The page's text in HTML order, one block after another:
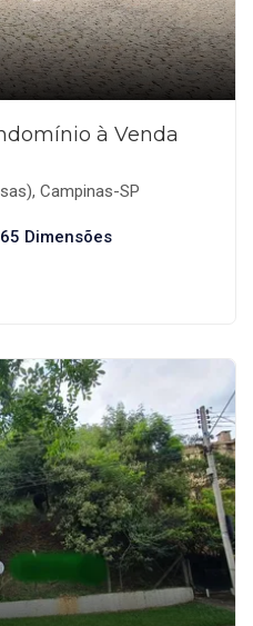
à Venda
Campinas-SP
Dimensões